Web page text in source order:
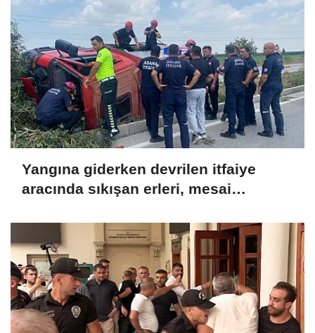
Yangına giderken devrilen itfaiye
aracında sıkışan erleri, mesai